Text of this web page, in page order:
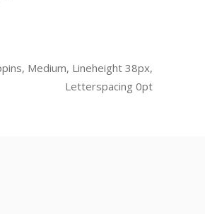
Medium, Lineheight 38px,
Letterspacing 0pt